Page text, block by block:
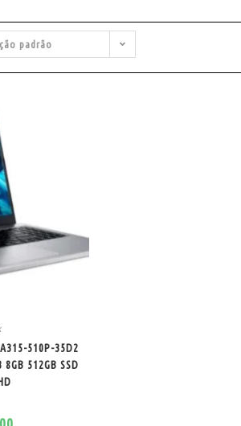
padrão
510P-35D2
512GB SSD